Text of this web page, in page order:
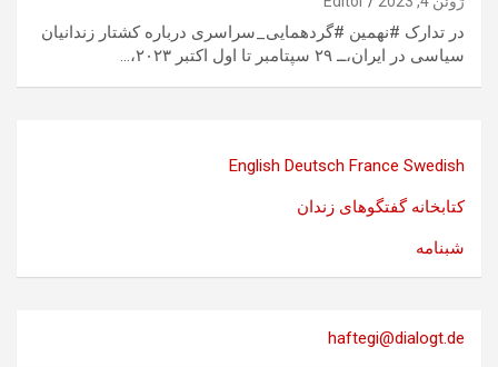
در تدارک #نهمین #گردهمایی_سراسری درباره کشتار زندانیان
سیاسی در ایران،ــ ۲۹ سپتامبر تا اول اکتبر ۲۰۲۳،…
English Deutsch France Swedish
کتابخانه گفتگوهای زندان
شبنامه
haftegi@dialogt.de